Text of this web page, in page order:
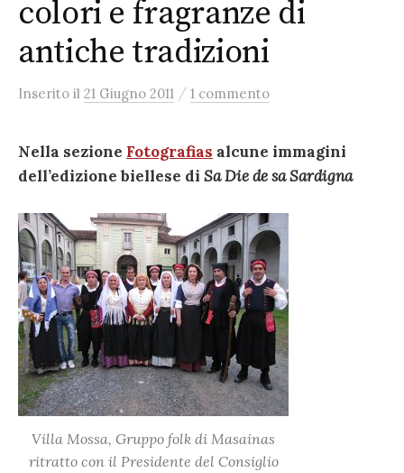
colori e fragranze di
antiche tradizioni
Inserito il 21 Giugno 2011 / 1 commento
Nella sezione Fotografias alcune immagini
dell’edizione biellese di Sa Die de sa Sardigna
Villa Mossa, Gruppo folk di Masainas
ritratto con il Presidente del Consiglio